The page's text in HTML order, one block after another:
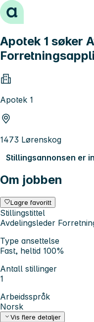
Hopp til innhold
Apotek 1 søker
Apotek 1
1473 Lørenskog
Stillingsannonsen er
Om jobben
Lagre favoritt
Stillingstittel
Avdelingsleder
Type ansettelse
Fast, heltid 100%
Antall stillinger
1
Arbeidsspråk
Norsk
Vis flere detaljer